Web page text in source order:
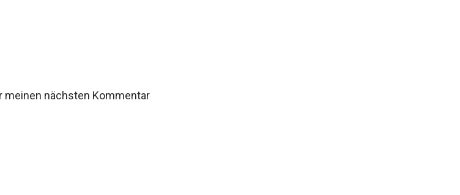
meinen nächsten Kommentar